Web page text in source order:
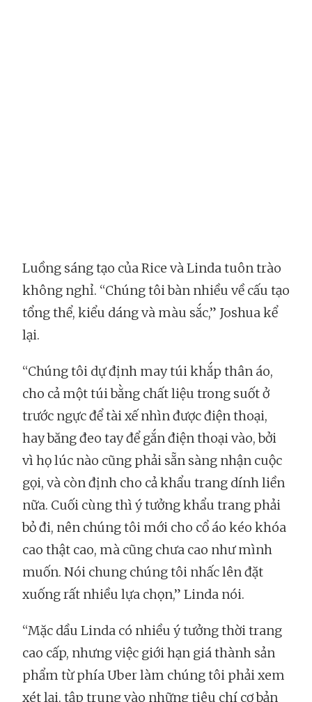
Luồng sáng tạo của Rice và Linda tuôn trào
không nghỉ. “Chúng tôi bàn nhiều về cấu tạo
tổng thể, kiểu dáng và màu sắc,” Joshua kể
lại.
“Chúng tôi dự định may túi khắp thân áo,
cho cả một túi bằng chất liệu trong suốt ở
trước ngực để tài xế nhìn được điện thoại,
hay băng đeo tay để gắn điện thoại vào, bởi
vì họ lúc nào cũng phải sẵn sàng nhận cuộc
gọi, và còn định cho cả khẩu trang dính liền
nữa. Cuối cùng thì ý tưởng khẩu trang phải
bỏ đi, nên chúng tôi mới cho cổ áo kéo khóa
cao thật cao, mà cũng chưa cao như mình
muốn. Nói chung chúng tôi nhấc lên đặt
xuống rất nhiều lựa chọn,” Linda nói.
“Mặc dầu Linda có nhiều ý tưởng thời trang
cao cấp, nhưng việc giới hạn giá thành sản
phẩm từ phía Uber làm chúng tôi phải xem
xét lại, tập trung vào những tiêu chí cơ bản